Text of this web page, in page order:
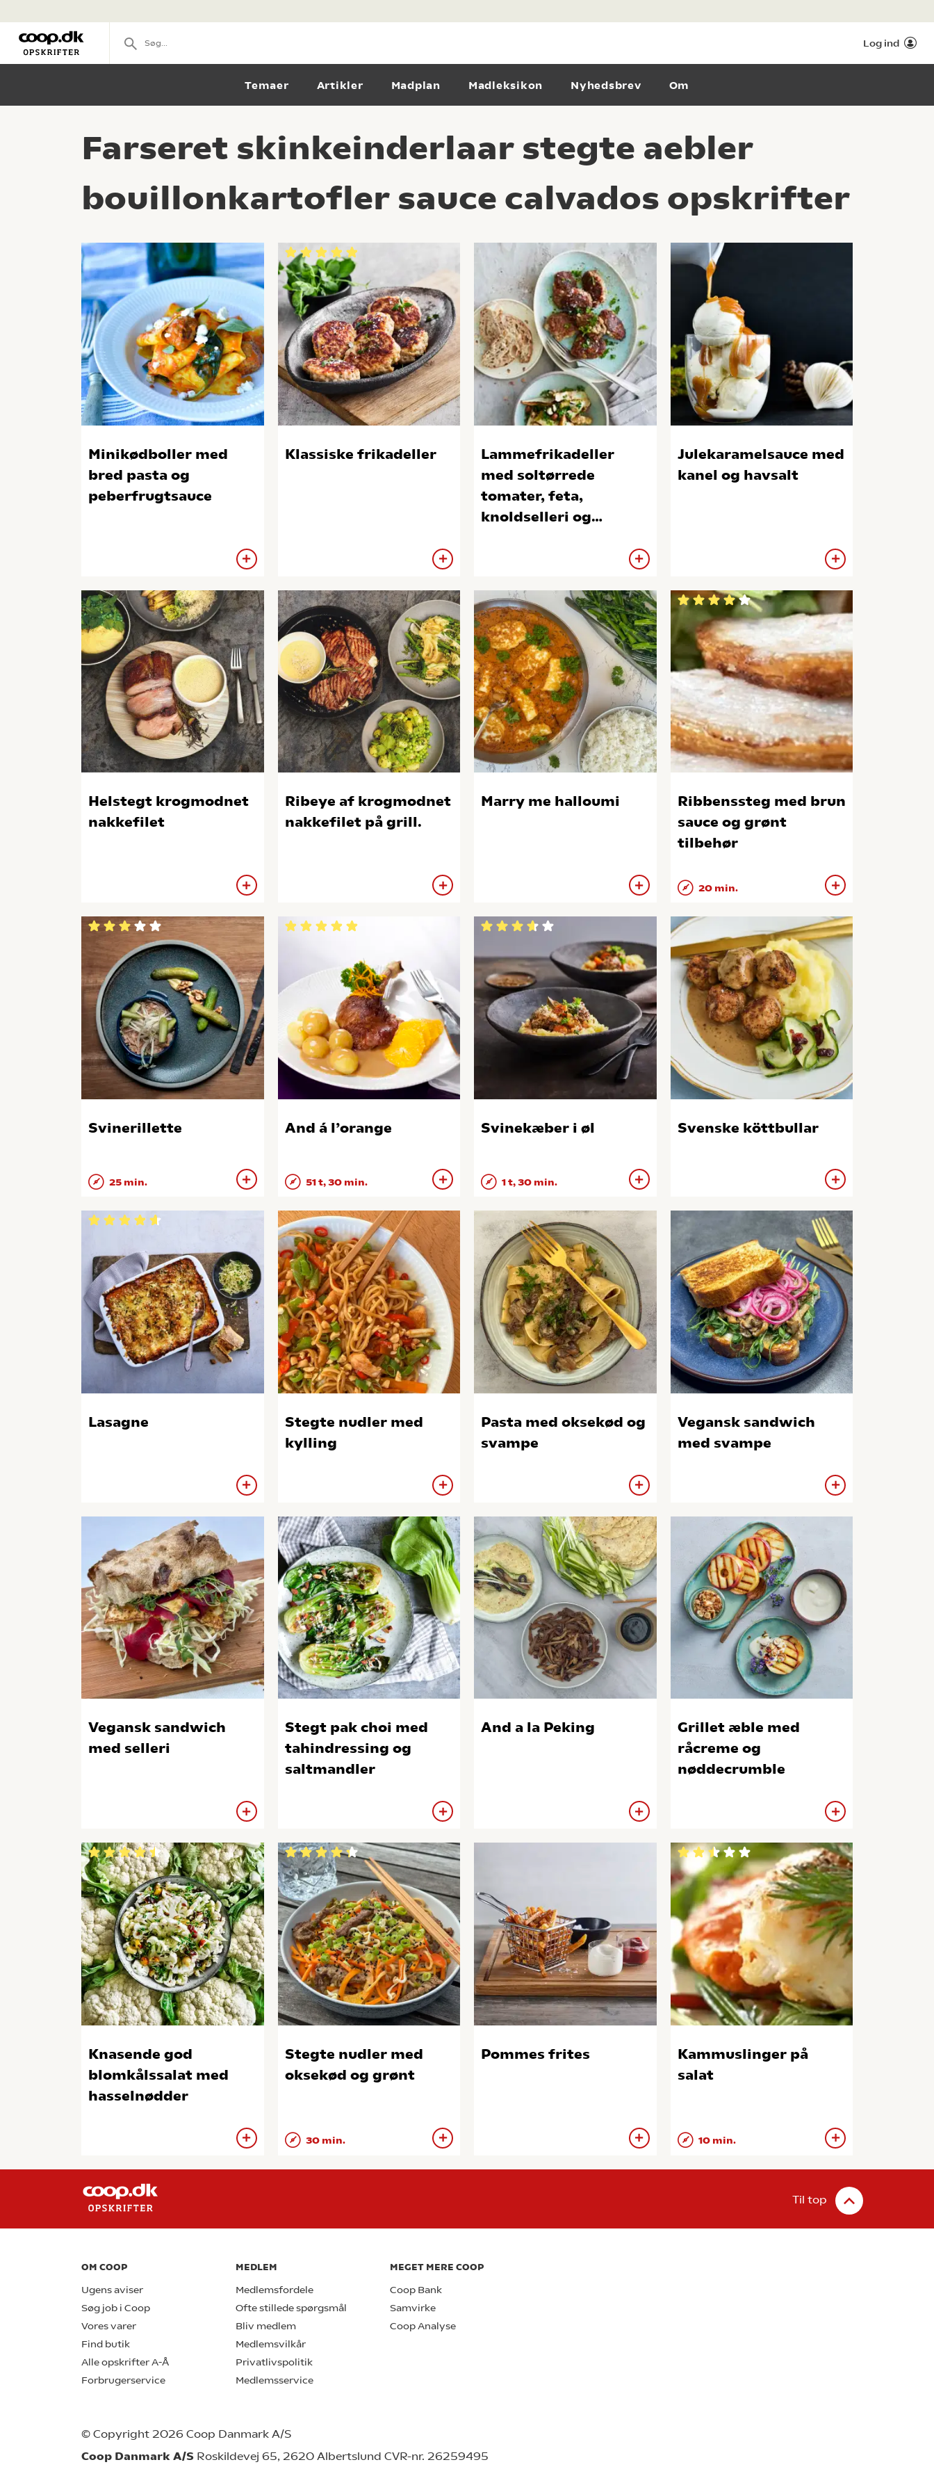
Log ind
Temaer Artikler Madplan Madleksikon Nyhedsbrev Om
Farseret skinkeinderlaar stegte aebler
bouillonkartofler sauce calvados opskrifter
Minikødboller med
bred pasta og
peberfrugtsauce
Klassiske frikadeller
Lammefrikadeller
med soltørrede
tomater, feta,
knoldselleri og
Julekaramelsauce med
kanel og havsalt
Helstegt krogmodnet
nakkefilet
Ribeye af krogmodnet
nakkefilet på grill.
Marry me halloumi
Ribbenssteg med brun
sauce og grønt
tilbehør
20 min.
Svinerillette
25 min.
And á l’orange
51 t, 30 min.
Svinekæber i øl
1 t, 30 min.
Svenske köttbullar
Lasagne
Stegte nudler med
kylling
Pasta med oksekød og
svampe
Vegansk sandwich
med svampe
Vegansk sandwich
med selleri
Stegt pak choi med
tahindressing og
saltmandler
And a la Peking
Grillet æble med
råcreme og
nøddecrumble
Knasende god
blomkålssalat med
hasselnødder
Stegte nudler med
oksekød og grønt
30 min.
Pommes frites
Kammuslinger på
salat
10 min.
Til top
OM COOP
Ugens aviser
Søg job i Coop
Vores varer
Find butik
Alle opskrifter A-Å
Forbrugerservice
MEDLEM
Medlemsfordele
Ofte stillede spørgsmål
Bliv medlem
Medlemsvilkår
Privatlivspolitik
Medlemsservice
MEGET MERE COOP
Coop Bank
Samvirke
Coop Analyse
© Copyright 2026 Coop Danmark A/S
Coop Danmark A/S Roskildevej 65, 2620 Albertslund CVR-nr. 26259495